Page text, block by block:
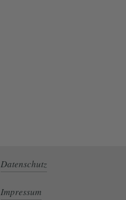
Datenschutz
Impressum